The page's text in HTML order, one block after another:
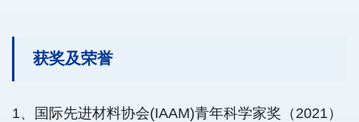
获奖及荣誉
1、国际先进材料协会(IAAM)青年科学家奖（2021）